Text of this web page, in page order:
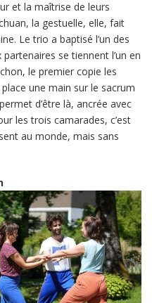
et la maîtrise de leurs
la gestuelle, elle, fait
Le trio a baptisé l’un des
se tiennent l’un en
le premier copie les
une main sur le sacrum
d’être là, ancrée avec
les trois camarades, c’est
au monde, mais sans